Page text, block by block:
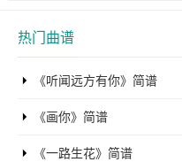
热门曲谱
《听闻远方有你》简谱
《画你》简谱
《一路生花》简谱